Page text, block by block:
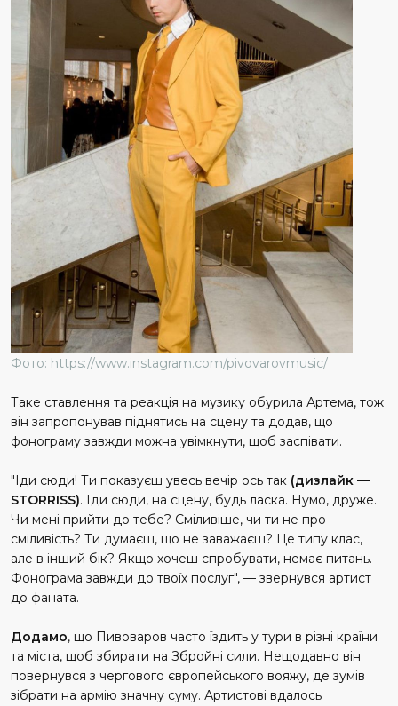
Фото: https://www.instagram.com/pivovarovmusic/
Таке ставлення та реакція на музику обурила Артема, тож
він запропонував піднятись на сцену та додав, що
фонограму завжди можна увімкнути, щоб заспівати.
"Іди сюди! Ти показуєш увесь вечір ось так (дизлайк —
STORRISS). Іди сюди, на сцену, будь ласка. Нумо, друже.
Чи мені прийти до тебе? Сміливіше, чи ти не про
сміливість? Ти думаєш, що не заважаєш? Це типу клас,
але в інший бік? Якщо хочеш спробувати, немає питань.
Фонограма завжди до твоїх послуг", — звернувся артист
до фаната.
Додамо, що Пивоваров часто їздить у тури в різні країни
та міста, щоб збирати на Збройні сили. Нещодавно він
повернувся з чергового європейського вояжу, де зумів
зібрати на армію значну суму. Артистові вдалось